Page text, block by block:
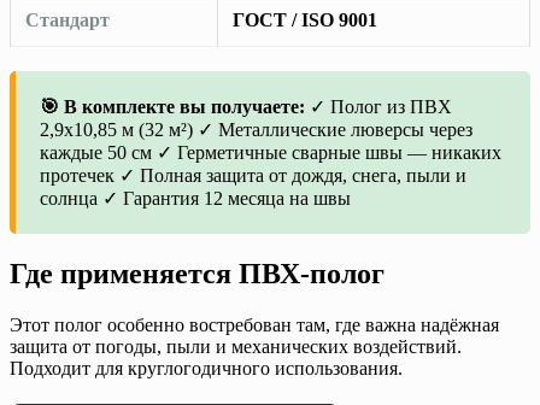
Стандарт ГОСТ / ISO 9001
🎯 В комплекте вы получаете: ✓ Полог из ПВХ
2,9х10,85 м (32 м²) ✓ Металлические люверсы через
каждые 50 см ✓ Герметичные сварные швы — никаких
протечек ✓ Полная защита от дождя, снега, пыли и
солнца ✓ Гарантия 12 месяца на швы
Где применяется ПВХ-полог
Этот полог особенно востребован там, где важна надёжная
защита от погоды, пыли и механических воздействий.
Подходит для круглогодичного использования.